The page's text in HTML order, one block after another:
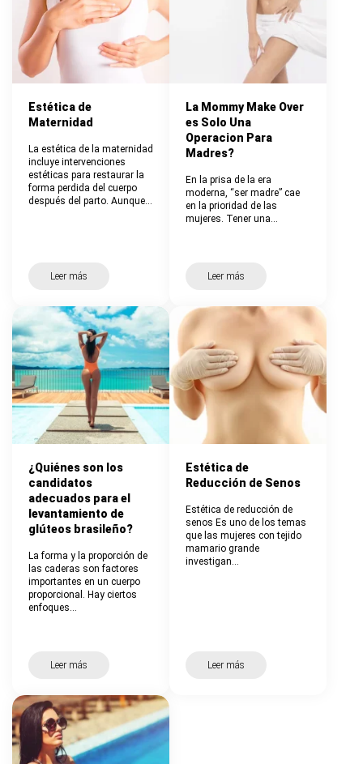
Estética de
Maternidad
La estética de la maternidad
incluye intervenciones
estéticas para restaurar la
forma perdida del cuerpo
después del parto. Aunque…
Leer más
La Mommy Make Over
es Solo Una
Operacion Para
Madres?
En la prisa de la era
moderna, “ser madre” cae
en la prioridad de las
mujeres. Tener una…
Leer más
¿Quiénes son los
candidatos
adecuados para el
levantamiento de
glúteos brasileño?
La forma y la proporción de
las caderas son factores
importantes en un cuerpo
proporcional. Hay ciertos
enfoques…
Leer más
Estética de
Reducción de Senos
Estética de reducción de
senos Es uno de los temas
que las mujeres con tejido
mamario grande
investigan…
Leer más